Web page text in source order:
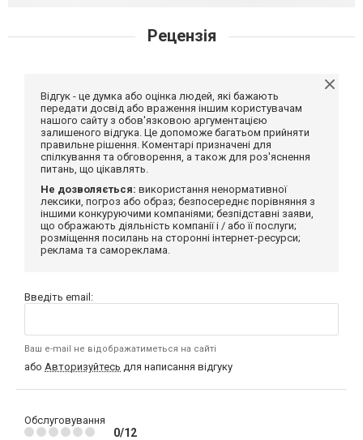
Рецензія
Відгук - це думка або оцінка людей, які бажають
передати досвід або враження іншим користувачам
нашого сайту з обов'язковою аргументацією
залишеного відгука. Це допоможе багатьом прийняти
правильне рішення. Коментарі призначені для
спілкування та обговорення, а також для роз'яснення
питань, що цікавлять.
Не дозволяється: використання ненормативної
лексики, погроз або образ; безпосереднє порівняння з
іншими конкуруючими компаніями; безпідставні заяви,
що ображають діяльність компанії і / або її послуги;
розміщення посилань на сторонні інтернет-ресурси;
реклама та самореклама.
Введіть email:
Ваш e-mail не відображатиметься на сайті
або Авторизуйтесь для написання відгуку
Обслуговування
0/12